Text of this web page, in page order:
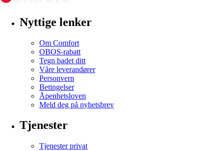
Nyttige lenker
Om Comfort
OBOS-rabatt
Tegn badet ditt
Våre leverandører
Personvern
Betingelser
Åpenhetsloven
Meld deg på nyhetsbrev
Tjenester
Tjenester privat